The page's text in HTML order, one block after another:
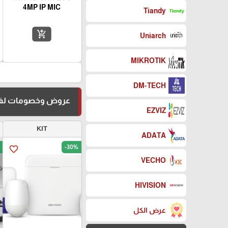
Tiandy
Uniarch
MIKROTIK
DM-TECH
EZVIZ
ADATA
VECHO
HIVISION
عرض الكل
4MP IP MIC
add_shopping_cart
عروض وخصومات
KIT
favorite_border -30%